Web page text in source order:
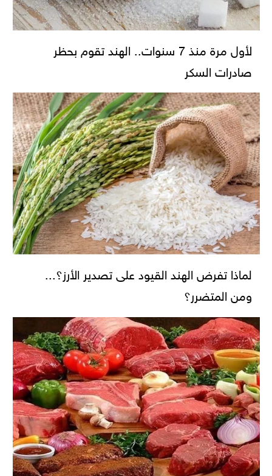
لأول مرة منذ 7 سنوات.. الهند تقوم بحظر
صادرات السكر
لماذا تفرض الهند القيود على تصدير الأرز؟...
ومن المتضرر؟